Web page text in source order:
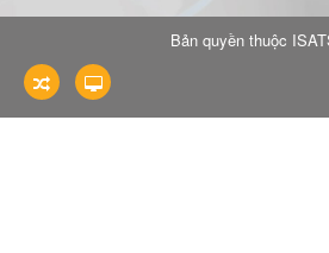
Bản quyền thuộc